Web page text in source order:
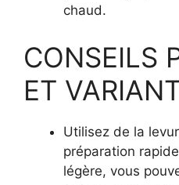
chaud.
CONSEILS
ET
Utilisez de la
préparation
légère, vous